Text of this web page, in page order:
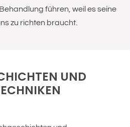
führen, weil es seine
zu richten braucht.
UND